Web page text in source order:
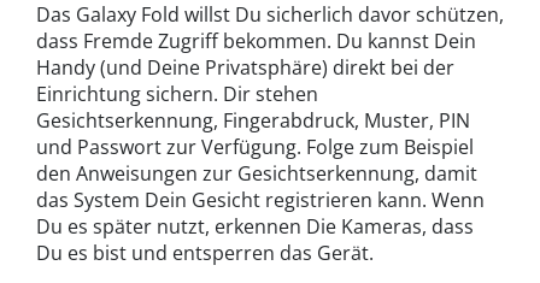
Das Galaxy Fold willst Du sicherlich davor schützen,
dass Fremde Zugriff bekommen. Du kannst Dein
Handy (und Deine Privatsphäre) direkt bei der
Einrichtung sichern. Dir stehen
Gesichtserkennung, Fingerabdruck, Muster, PIN
und Passwort zur Verfügung. Folge zum Beispiel
den Anweisungen zur Gesichtserkennung, damit
das System Dein Gesicht registrieren kann. Wenn
Du es später nutzt, erkennen Die Kameras, dass
Du es bist und entsperren das Gerät.